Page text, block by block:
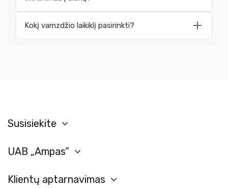
Kokį vamzdžio laikiklį pasirinkti?
Susisiekite
UAB „Ampas”
Klientų aptarnavimas